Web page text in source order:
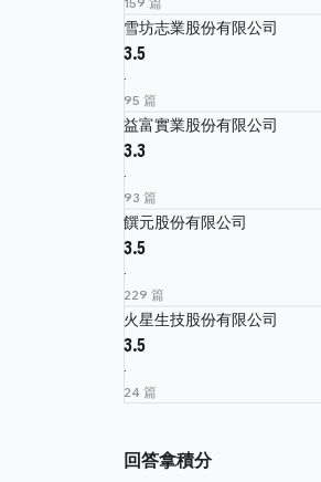
雪坊志業股份有限公司
3.5
·
95 篇
益富實業股份有限公司
3.3
·
93 篇
饌元股份有限公司
3.5
·
229 篇
火星生技股份有限公司
3.5
·
24 篇
回答拿積分